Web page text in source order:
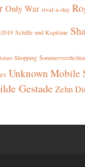
Only War rival-a-day
Schiffe und Kapitäne
Shopping
Unknown Mobile
GestadeZehn